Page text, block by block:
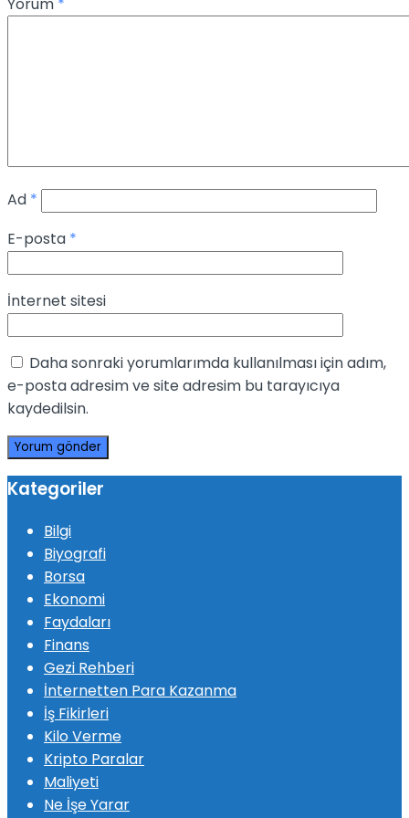
Ad *
E-posta *
İnternet sitesi
Daha sonraki yorumlarımda kullanılması için adım,
e-posta adresim ve site adresim bu tarayıcıya
kaydedilsin.
Kategoriler
Bilgi
Biyografi
Borsa
Ekonomi
Faydaları
Finans
Gezi Rehberi
İnternetten Para Kazanma
İş Fikirleri
Kilo Verme
Kripto Paralar
Maliyeti
Ne İşe Yarar